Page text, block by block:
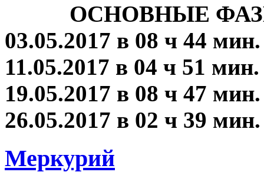
ОСНОВНЫЕ
03.05.2017 в 08 ч 44
11.05.2017 в 04 ч 51
19.05.2017 в 08 ч 47
26.05.2017 в 02 ч 39
Меркурий